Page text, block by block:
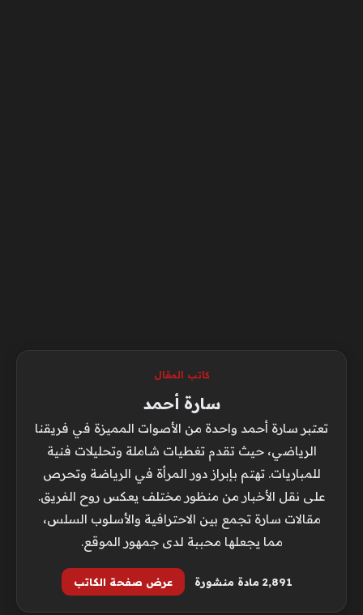
كاتب المقال
سارة أحمد
تعتبر سارة أحمد واحدة من الأصوات المميزة في فريقنا
الرياضي، حيث تقدم تغطيات شاملة وتحليلات فنية
للمباريات. تهتم بإبراز دور المرأة في الرياضة وتحرص
على نقل الأخبار من منظور مختلف يعكس روح الفريق.
مقالات سارة تجمع بين الاحترافية والأسلوب السلس،
مما يجعلها محببة لدى جمهور الموقع.
2٬891 مادة منشورة عرض صفحة الكاتب